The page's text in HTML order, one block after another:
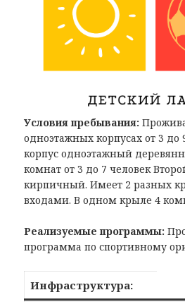
Условия пребывания:
одноэтажных корпусах от 3
корпус одноэтажный
комнат от 3 до 7 человек
кирпичный. Имеет 2 разных
входами. В одном крыле 4
Реализуемые программы:
программа по спортивному
Инфраструктура: